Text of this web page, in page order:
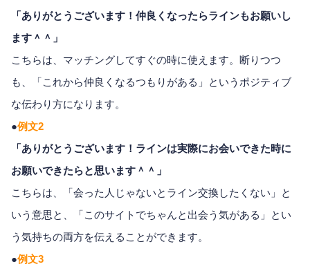
「ありがとうございます！仲良くなったらラインもお願いし
ます＾＾」
こちらは、マッチングしてすぐの時に使えます。断りつつ
も、「これから仲良くなるつもりがある」というポジティブ
な伝わり方になります。
●例文2
「ありがとうございます！ラインは実際にお会いできた時に
お願いできたらと思います＾＾」
こちらは、「会った人じゃないとライン交換したくない」と
いう意思と、「このサイトでちゃんと出会う気がある」とい
う気持ちの両方を伝えることができます。
●例文3